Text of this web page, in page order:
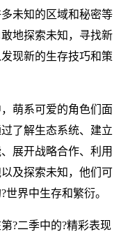
未知的区域和秘密等
地探索未知，寻找新
现新的生存技巧和策
萌系可爱的角色们面
了解生态系统、建立
展开战略合作、利用
及探索未知，他们可
界中生存和繁衍。
?二季中的?精彩表现